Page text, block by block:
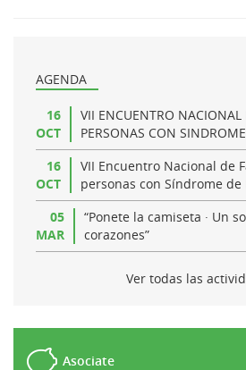
AGENDA
16
OCT
VII ENCUENTRO NACIONAL
PERSONAS CON
16
OCT
VII Encuentro Nacional de
personas con Síndrome de
05
MAR
“Ponete la camiseta · Un
corazones”
Ver todas las
Asociate